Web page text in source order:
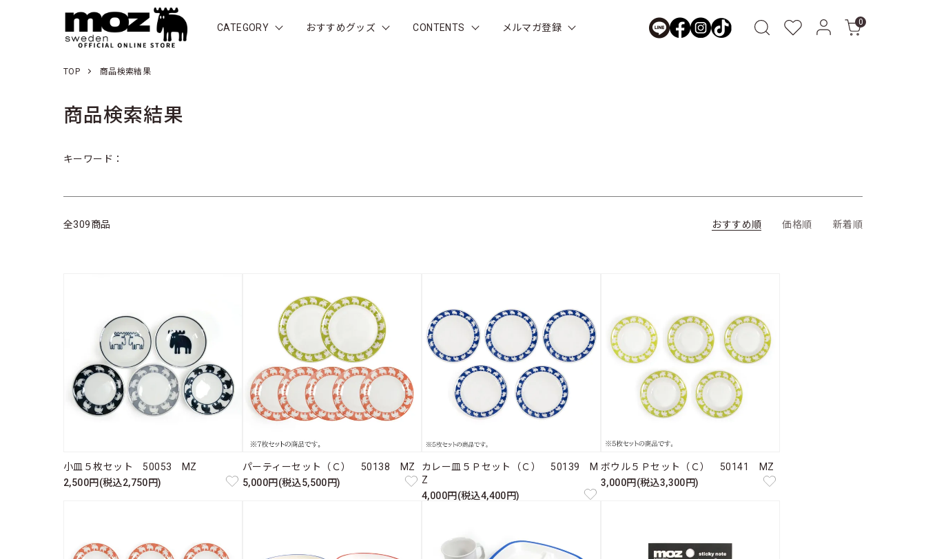
CATEGORY おすすめグッズ CONTENTS メルマガ登録 0
TOP 商品検索結果
商品検索結果
キーワード：
全309商品 おすすめ順 価格順 新着順
小皿５枚セット 50053 MZ
2,500円(税込2,750円)
パーティーセット（Ｃ） 50138 MZ
5,000円(税込5,500円)
カレー皿５Ｐセット（Ｃ） 50139 M
Z
4,000円(税込4,400円)
ボウル５Ｐセット（Ｃ） 50141 MZ
3,000円(税込3,300円)